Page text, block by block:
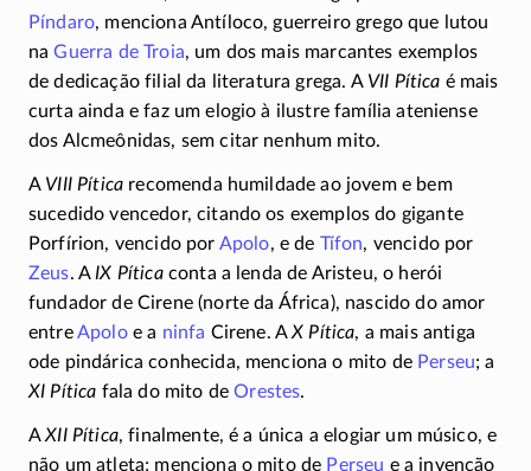
Píndaro, menciona Antíloco, guerreiro grego que lutou
naGuerra de Troia, um dos mais marcantes exemplos
de dedicação filial da literatura grega. A VII Pítica é mais
curta ainda e faz um elogio à ilustre família ateniense
dos Alcmeônidas, sem citar nenhum mito.
A VIII Pítica recomenda humildade ao jovem e bem
sucedido vencedor, citando os exemplos do gigante
Porfírion, vencido por Apolo, e de Tífon, vencido por
Zeus. A IX Píticaconta a lenda de Aristeu, o herói
fundador de Cirene (norte da África), nascido do amor
entreApoloe a ninfa Cirene. AX Pítica, a mais antiga
ode pindárica conhecida, menciona o mito de Perseu; a
XI Pítica fala do mito deOrestes.
AXII Pítica, finalmente, é a única a elogiar um músico, e
não um atleta; menciona o mito de Perseu e a invenção